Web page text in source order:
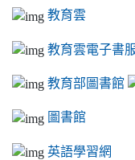
教育雲
教育雲電子書
教育部圖書館
圖書館
英語學習網